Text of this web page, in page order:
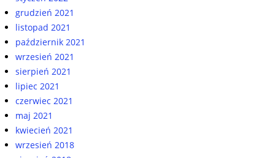
grudzień 2021
listopad 2021
październik 2021
wrzesień 2021
sierpień 2021
lipiec 2021
czerwiec 2021
maj 2021
kwiecień 2021
wrzesień 2018